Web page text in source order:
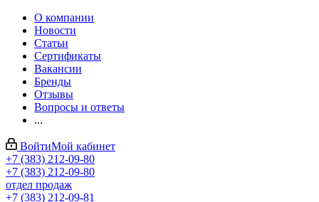
О компании
Новости
Статьи
Сертификаты
Вакансии
Бренды
Отзывы
Вопросы и ответы
...
ВойтиМой кабинет
+7 (383) 212-09-80
+7 (383) 212-09-80
отдел продаж
+7 (383) 212-09-81